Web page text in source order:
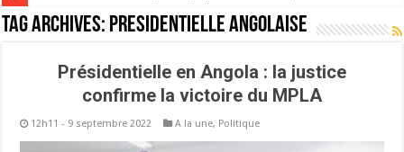
Tag Archives: Présidentielle angolaise
Présidentielle en Angola : la justice
confirme la victoire du MPLA
12h11 - 9 septembre 2022 A la une, Politique